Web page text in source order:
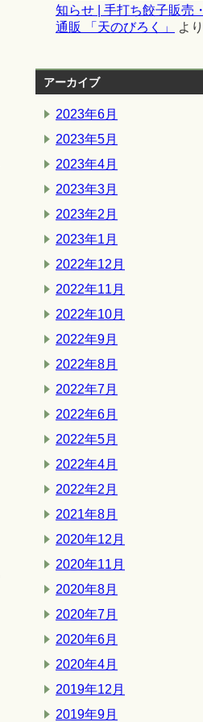
知らせ | 手打ち餃子販売・
通販 「天のびろく」
より
アーカイブ
2023年6月
2023年5月
2023年4月
2023年3月
2023年2月
2023年1月
2022年12月
2022年11月
2022年10月
2022年9月
2022年8月
2022年7月
2022年6月
2022年5月
2022年4月
2022年2月
2021年8月
2020年12月
2020年11月
2020年8月
2020年7月
2020年6月
2020年4月
2019年12月
2019年9月